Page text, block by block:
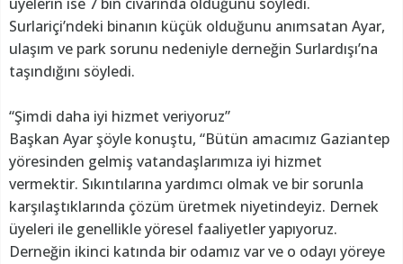
Surlariçi’ndeki binanın küçük olduğunu anımsatan Ayar,
ulaşım ve park sorunu nedeniyle derneğin Surlardışı’na
taşındığını söyledi.
“Şimdi daha iyi hizmet veriyoruz”
Başkan Ayar şöyle konuştu, “Bütün amacımız Gaziantep
yöresinden gelmiş vatandaşlarımıza iyi hizmet
vermektir. Sıkıntılarına yardımcı olmak ve bir sorunla
karşılaştıklarında çözüm üretmek niyetindeyiz. Dernek
üyeleri ile genellikle yöresel faaliyetler yapıyoruz.
Derneğin ikinci katında bir odamız var ve o odayı yöreye